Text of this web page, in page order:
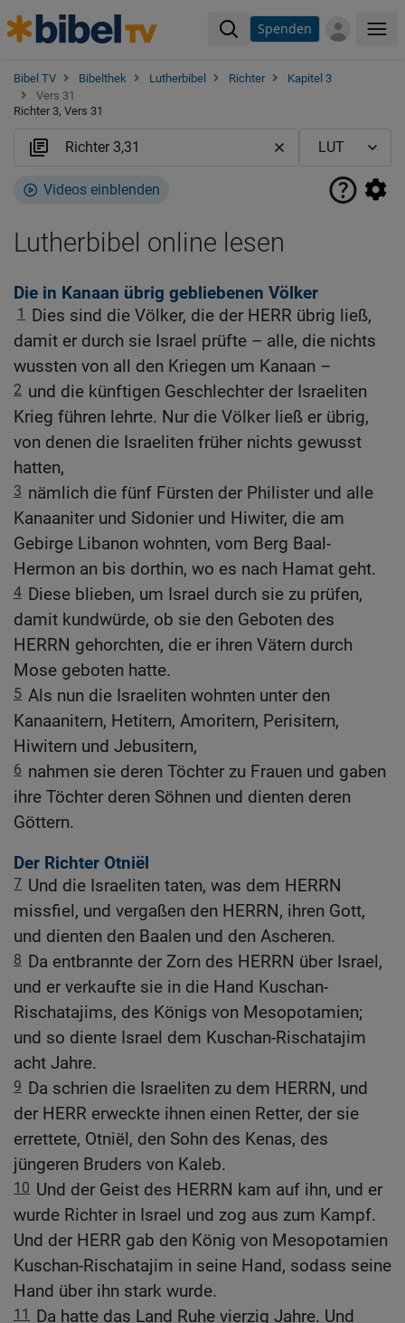
Spenden
Bibel TV Bibelthek Lutherbibel Richter
Kapitel 3
Vers 31
Richter 3, Vers 31
Videos einblenden
Lutherbibel online lesen
Die in Kanaan übrig gebliebenen Völker
1
Dies sind die Völker, die der HERR übrig ließ,
damit er durch sie Israel prüfte – alle, die nichts
wussten von all den Kriegen um Kanaan –
2 und die künftigen Geschlechter der Israeliten
Krieg führen lehrte. Nur die Völker ließ er übrig,
von denen die Israeliten früher nichts gewusst
hatten,
3 nämlich die fünf Fürsten der Philister und alle
Kanaaniter und Sidonier und Hiwiter, die am
Gebirge Libanon wohnten, vom Berg Baal-
Hermon an bis dorthin, wo es nach Hamat geht.
4 Diese blieben, um Israel durch sie zu prüfen,
damit kundwürde, ob sie den Geboten des
HERRN gehorchten, die er ihren Vätern durch
Mose geboten hatte.
5 Als nun die Israeliten wohnten unter den
Kanaanitern, Hetitern, Amoritern, Perisitern,
Hiwitern und Jebusitern,
6 nahmen sie deren Töchter zu Frauen und gaben
ihre Töchter deren Söhnen und dienten deren
Göttern.
Der Richter Otniël
7 Und die Israeliten taten, was dem HERRN
missfiel, und vergaßen den HERRN, ihren Gott,
und dienten den Baalen und den Ascheren.
8 Da entbrannte der Zorn des HERRN über Israel,
und er verkaufte sie in die Hand Kuschan-
Rischatajims, des Königs von Mesopotamien;
und so diente Israel dem Kuschan-Rischatajim
acht Jahre.
9 Da schrien die Israeliten zu dem HERRN, und
der HERR erweckte ihnen einen Retter, der sie
errettete, Otniël, den Sohn des Kenas, des
jüngeren Bruders von Kaleb.
10 Und der Geist des HERRN kam auf ihn, und er
wurde Richter in Israel und zog aus zum Kampf.
Und der HERR gab den König von Mesopotamien
Kuschan-Rischatajim in seine Hand, sodass seine
Hand über ihn stark wurde.
11
Da hatte das Land Ruhe vierzig Jahre. Und